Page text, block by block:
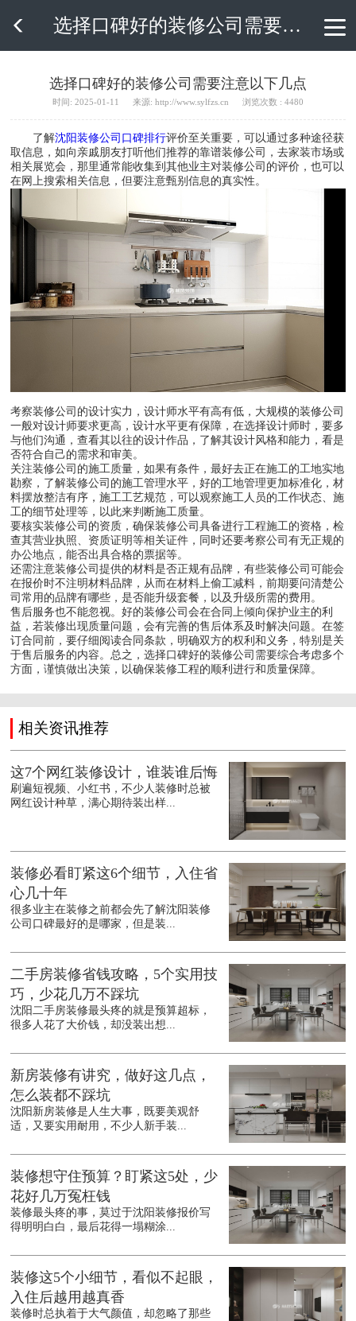
 选择口碑好的装修公司需要注意以下几点
选择口碑好的装修公司需要注意以下几点
时间: 2025-01-11 来源: http://www.sylfzs.cn 浏览次数 : 4480
了解沈阳装修公司口碑排行评价至关重要，可以通过多种途径获
取信息，如向亲戚朋友打听他们推荐的靠谱装修公司，去家装市场或
相关展览会，那里通常能收集到其他业主对装修公司的评价，也可以
在网上搜索相关信息，但要注意甄别信息的真实性。
考察装修公司的设计实力，设计师水平有高有低，大规模的装修公司
一般对设计师要求更高，设计水平更有保障，在选择设计师时，要多
与他们沟通，查看其以往的设计作品，了解其设计风格和能力，看是
否符合自己的需求和审美。
关注装修公司的施工质量，如果有条件，最好去正在施工的工地实地
勘察，了解装修公司的施工管理水平，好的工地管理更加标准化，材
料摆放整洁有序，施工工艺规范，可以观察施工人员的工作状态、施
工的细节处理等，以此来判断施工质量。
要核实装修公司的资质，确保装修公司具备进行工程施工的资格，检
查其营业执照、资质证明等相关证件，同时还要考察公司有无正规的
办公地点，能否出具合格的票据等。
还需注意装修公司提供的材料是否正规有品牌，有些装修公司可能会
在报价时不注明材料品牌，从而在材料上偷工减料，前期要问清楚公
司常用的品牌有哪些，是否能升级套餐，以及升级所需的费用。
售后服务也不能忽视。好的装修公司会在合同上倾向保护业主的利
益，若装修出现质量问题，会有完善的售后体系及时解决问题。在签
订合同前，要仔细阅读合同条款，明确双方的权利和义务，特别是关
于售后服务的内容。总之，选择口碑好的装修公司需要综合考虑多个
方面，谨慎做出决策，以确保装修工程的顺利进行和质量保障。
相关资讯推荐
这7个网红装修设计，谁装谁后悔
刷遍短视频、小红书，不少人装修时总被
网红设计种草，满心期待装出样...
装修必看盯紧这6个细节，入住省
心几十年
很多业主在装修之前都会先了解沈阳装修
公司口碑最好的是哪家，但是装...
二手房装修省钱攻略，5个实用技
巧，少花几万不踩坑
沈阳二手房装修最头疼的就是预算超标，
很多人花了大价钱，却没装出想...
新房装修有讲究，做好这几点，
怎么装都不踩坑
沈阳新房装修是人生大事，既要美观舒
适，又要实用耐用，不少人新手装...
装修想守住预算？盯紧这5处，少
花好几万冤枉钱
装修最头疼的事，莫过于沈阳装修报价写
得明明白白，最后花得一塌糊涂...
装修这5个小细节，看似不起眼，
入住后越用越真香
装修时总执着于大气颜值，却忽略了那些